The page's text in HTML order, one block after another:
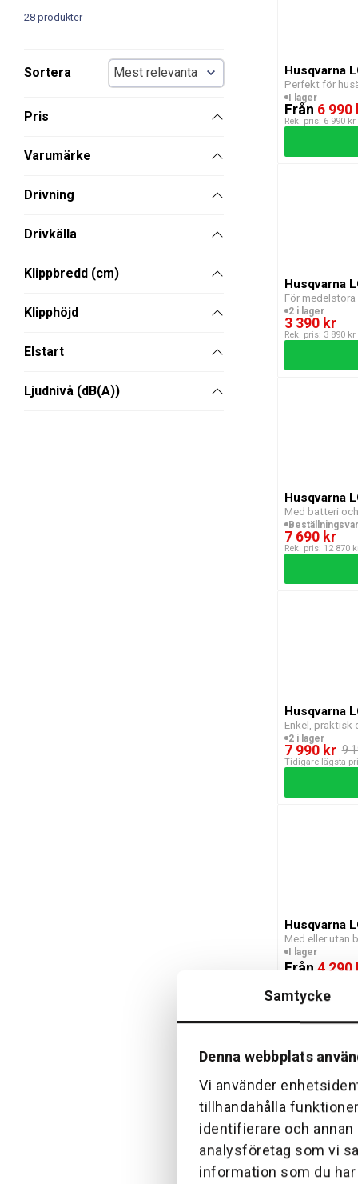
Samtycke
Denna webbplats
Vi använder
tillhandahålla
identifierare och
analysföretag som vi
information som du
28 produkter
Sortera
Pris
Varumärke
Drivning
Drivkälla
Klippbredd (cm)
Klipphöjd
Elstart
Ljudnivå (dB(A))
Husqvarna
Perfekt för
I lager
Från 6 990
Rek. pris: 6 990 kr
Husqvarna
För
2 i lager
3 390 kr
Rek. pris: 3 890 kr
Husqvarna
Med batteri
7 690 kr
Rek. pris: 12 870
Husqvarna
Enkel, praktisk
2 i lager
7 990 kr 9
Tidigare lägsta
Husqvarna
Med eller utan
I lager
Från4 290
Stihl RM
Med hjuldrift
6 190 kr